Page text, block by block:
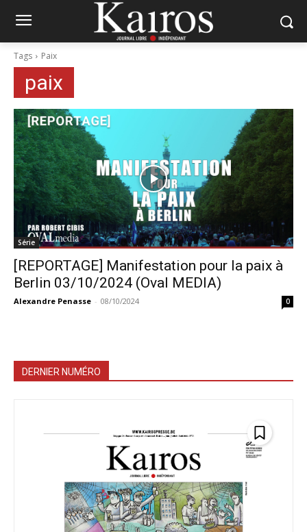
Tags Paix
paix
Série
[REPORTAGE] Manifestation pour la paix à
Berlin 03/10/2024 (Oval MEDIA)
Alexandre Penasse - 08/10/2024 0
DERNIER NUMÉRO